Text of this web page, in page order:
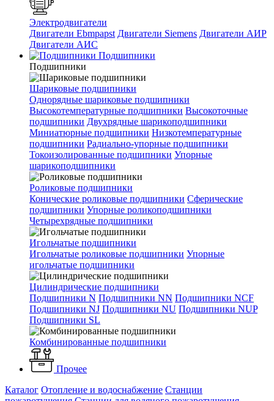
Электродвигатели
Двигатели Ebmpapst Двигатели Siemens Двигатели АИР
Двигатели АИС
Подшипники
Подшипники
Шариковые подшипники
Однорядные шариковые подшипники
Высокотемпературные подшипники Высокоточные
подшипники Двухрядные шарикоподшипники
Миниатюрные подшипники Низкотемпературные
подшипники Радиально-упорные подшипники
Токоизолированные подшипники Упорные
шарикоподшипники
Роликовые подшипники
Конические роликовые подшипники Сферические
подшипники Упорные роликоподшипники
Четырехрядные подшипники
Игольчатые подшипники
Игольчатые роликовые подшипники Упорные
игольчатые подшипники
Цилиндрические подшипники
Подшипники N Подшипники NN Подшипники NCF
Подшипники NJ Подшипники NU Подшипники NUP
Подшипники SL
Комбинированные подшипники
Прочее
Каталог Отопление и водоснабжение Станции